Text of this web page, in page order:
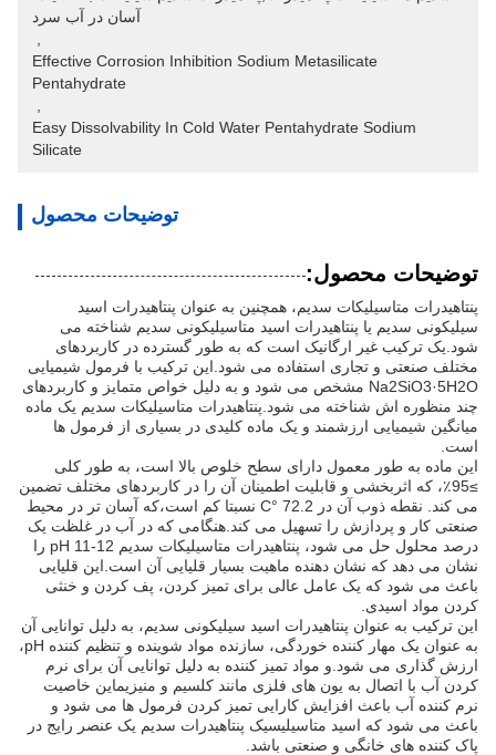
آسان در آب سرد
Effective Corrosion Inhibition Sodium Metasilicate
Pentahydrate
Easy Dissolvability In Cold Water Pentahydrate Sodium
Silicate
توضیحات محصول
توضیحات محصول:
پنتاهیدرات متاسیلیکات سدیم، همچنین به عنوان پنتاهیدرات اسید
سیلیکونی سدیم یا پنتاهیدرات اسید متاسیلیکونی سدیم شناخته می
شود.یک ترکیب غیر ارگانیک است که به طور گسترده در کاربردهای
مختلف صنعتی و تجاری استفاده می شود.این ترکیب با فرمول شیمیایی
Na2SiO3·5H2O مشخص می شود و به دلیل خواص متمایز و کاربردهای
چند منظوره اش شناخته می شود.پنتاهیدرات متاسیلیکات سدیم یک ماده
میانگین شیمیایی ارزشمند و یک ماده کلیدی در بسیاری از فرمول ها
است.
این ماده به طور معمول دارای سطح خلوص بالا است، به طور کلی
≥95٪، که اثربخشی و قابلیت اطمینان آن را در کاربردهای مختلف تضمین
می کند. نقطه ذوب آن در 72.2 °C نسبتا کم است،که آسان تر در محیط
صنعتی کار و پردازش را تسهیل می کند.هنگامی که در آب در غلظت یک
درصد محلول حل می شود، پنتاهیدرات متاسیلیکات سدیم pH 11-12 را
نشان می دهد که نشان دهنده ماهیت بسیار قلیایی آن است.این قلیایی
باعث می شود که یک عامل عالی برای تمیز کردن، پف کردن و خنثی
کردن مواد اسیدی.
این ترکیب به عنوان پنتاهیدرات اسید سیلیکونی سدیم، به دلیل توانایی آن
به عنوان یک مهار کننده خوردگی، سازنده مواد شوینده و تنظیم کننده pH،
ارزش گذاری می شود.و مواد تمیز کننده به دلیل توانایی آن برای نرم
کردن آب با اتصال به یون های فلزی مانند کلسیم و منیزیماین خاصیت
نرم کننده آب باعث افزایش کارایی تمیز کردن فرمول ها می شود و
باعث می شود که اسید متاسیلیسیک پنتاهیدرات سدیم یک عنصر رایج در
پاک کننده های خانگی و صنعتی باشد.